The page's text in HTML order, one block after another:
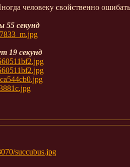
человеку свойственно
55 секунд
19 секунд
succubus.jpg